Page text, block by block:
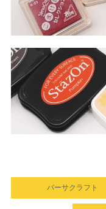
バーサクラフト